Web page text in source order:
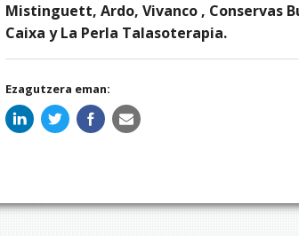
Mistinguett, Ardo, Vivanco , Conservas
Caixa y La Perla Talasoterapia.
Ezagutzera eman: